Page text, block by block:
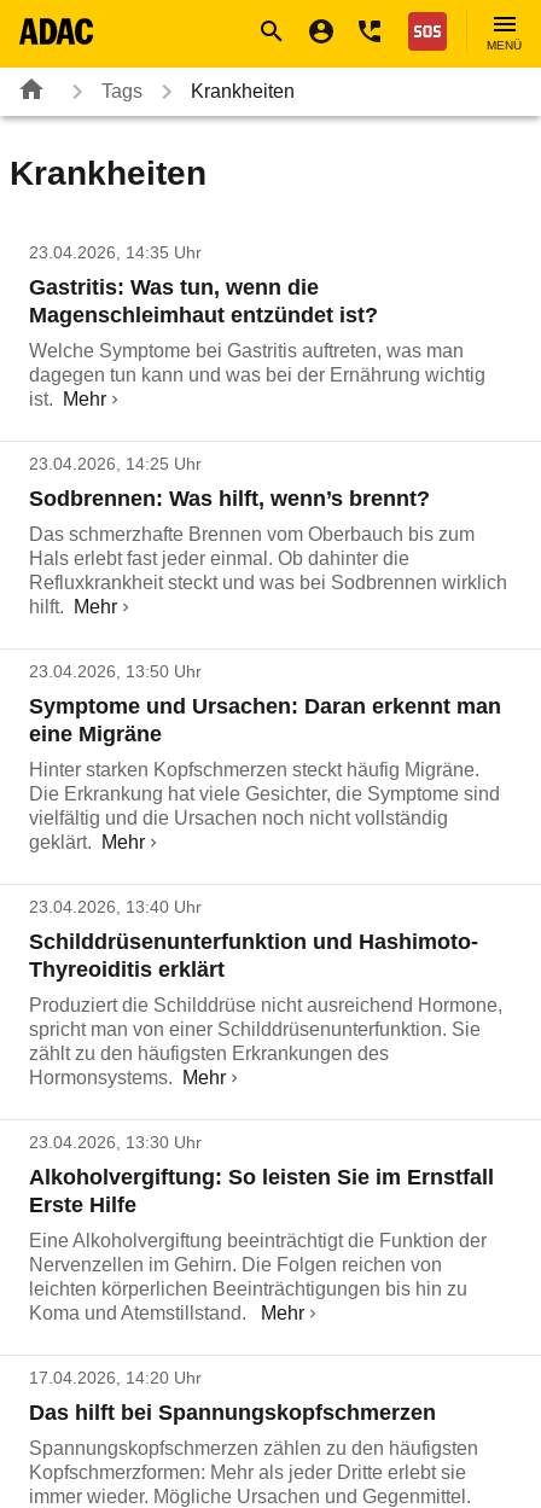
Nothilfe
MENÜ
Tags Krankheiten
Krankheiten
23.04.2026, 14:35 Uhr
Gastritis: Was tun, wenn die
Magenschleimhaut entzündet ist?
Welche Symptome bei Gastritis auftreten, was man
dagegen tun kann und was bei der Ernährung wichtig
ist.
Mehr
23.04.2026, 14:25 Uhr
Sodbrennen: Was hilft, wenn’s brennt?
Das schmerzhafte Brennen vom Oberbauch bis zum
Hals erlebt fast jeder einmal. Ob dahinter die
Refluxkrankheit steckt und was bei Sodbrennen wirklich
hilft.
Mehr
23.04.2026, 13:50 Uhr
Symptome und Ursachen: Daran erkennt man
eine Migräne
Hinter starken Kopfschmerzen steckt häufig Migräne.
Die Erkrankung hat viele Gesichter, die Symptome sind
vielfältig und die Ursachen noch nicht vollständig
geklärt.
Mehr
23.04.2026, 13:40 Uhr
Schilddrüsenunterfunktion und Hashimoto-
Thyreoiditis erklärt
Produziert die Schilddrüse nicht ausreichend Hormone,
spricht man von einer Schilddrüsenunterfunktion. Sie
zählt zu den häufigsten Erkrankungen des
Hormonsystems.
Mehr
23.04.2026, 13:30 Uhr
Alkoholvergiftung: So leisten Sie im Ernstfall
Erste Hilfe
Eine Alkoholvergiftung beeinträchtigt die Funktion der
Nervenzellen im Gehirn. Die Folgen reichen von
leichten körperlichen Beeinträchtigungen bis hin zu
Koma und Atemstillstand.
Mehr
17.04.2026, 14:20 Uhr
Das hilft bei Spannungskopfschmerzen
Spannungskopfschmerzen zählen zu den häufigsten
Kopfschmerzformen: Mehr als jeder Dritte erlebt sie
immer wieder. Mögliche Ursachen und Gegenmittel.